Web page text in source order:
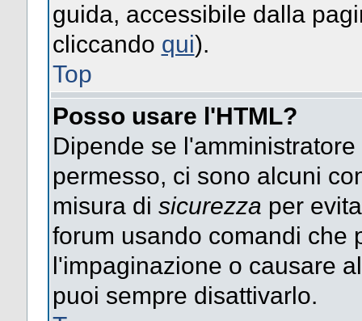
guida, accessibile dalla
cliccando qui).
Top
Posso usare l'HTML?
Dipende se
permesso, ci sono alcuni
misura di sicurezza per
forum usando comandi che
l'impaginazione o causare
puoi sempre disattivarlo.